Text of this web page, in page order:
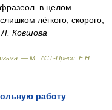
фразеол. в целом
лёгкого, скорого,
Ковшова
языка. — М.: АСТ-Пресс Е.Н.
работу